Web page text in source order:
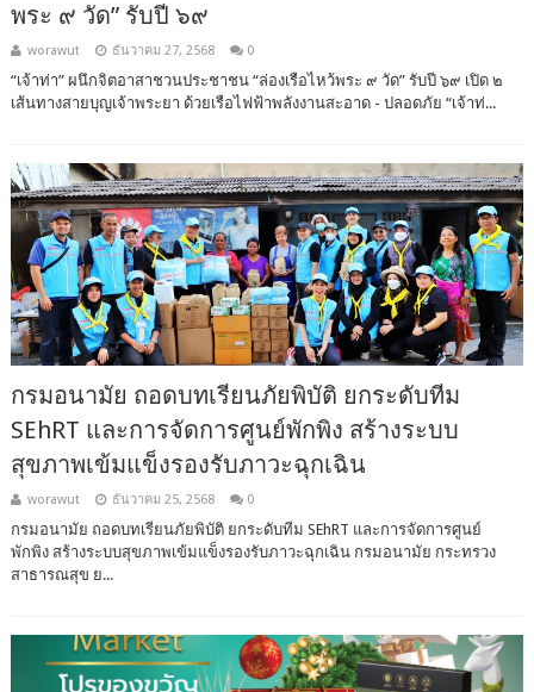
พระ ๙ วัด” รับปี ๖๙
worawut ธันวาคม 27, 2568 0
“เจ้าท่า” ผนึกจิตอาสาชวนประชาชน “ล่องเรือไหว้พระ ๙ วัด” รับปี ๖๙ เปิด ๒
เส้นทางสายบุญเจ้าพระยา ด้วยเรือไฟฟ้าพลังงานสะอาด - ปลอดภัย “เจ้าท่...
กรมอนามัย ถอดบทเรียนภัยพิบัติ ยกระดับทีม
SEhRT และการจัดการศูนย์พักพิง สร้างระบบ
สุขภาพเข้มแข็งรองรับภาวะฉุกเฉิน
worawut ธันวาคม 25, 2568 0
กรมอนามัย ถอดบทเรียนภัยพิบัติ ยกระดับทีม SEhRT และการจัดการศูนย์
พักพิง สร้างระบบสุขภาพเข้มแข็งรองรับภาวะฉุกเฉิน กรมอนามัย กระทรวง
สาธารณสุข ย...